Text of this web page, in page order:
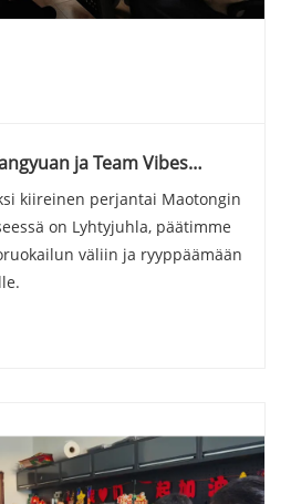
ja Team Vibes
kiireinen perjantai Maotongin
on Lyhtyjuhla, päätimme
väliin ja ryyppäämään